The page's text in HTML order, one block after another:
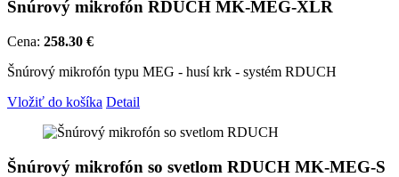
Šnúrový mikrofón RDUCH MK-MEG-XLR
Cena: 258.30 €
Šnúrový mikrofón typu MEG - husí krk - systém RDUCH
Vložiť do košíka Detail
Šnúrový mikrofón so svetlom RDUCH MK-MEG-S